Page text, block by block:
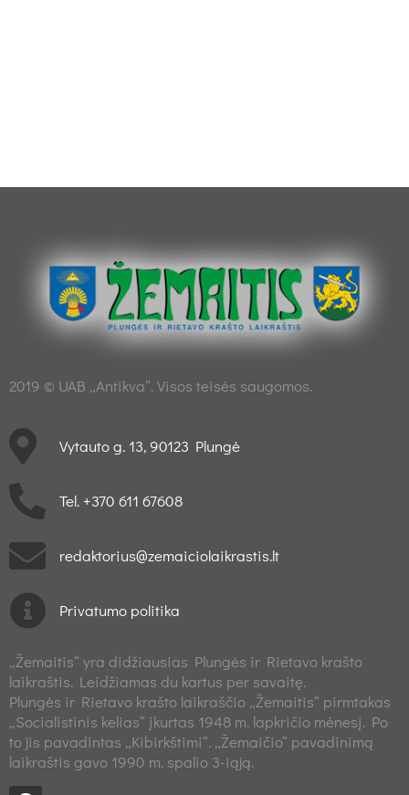
2019 © UAB „Antikva“. Visos teisės saugomos.
Vytauto g. 13, 90123 Plungė
Tel. +370 611 67608
redaktorius@zemaiciolaikrastis.lt
Privatumo politika
„Žemaitis“ yra didžiausias Plungės ir Rietavo krašto
laikraštis. Leidžiamas du kartus per savaitę.
Plungės ir Rietavo krašto laikraščio „Žemaitis“ pirmtakas
„Socialistinis kelias“ įkurtas 1948 m. lapkričio mėnesį. Po
to jis pavadintas „Kibirkštimi“. „Žemaičio“ pavadinimą
laikraštis gavo 1990 m. spalio 3-iąją.